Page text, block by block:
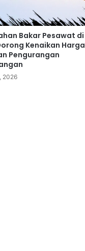
Bakar Pesawat di
Kenaikan Harga
Pengurangan
2026